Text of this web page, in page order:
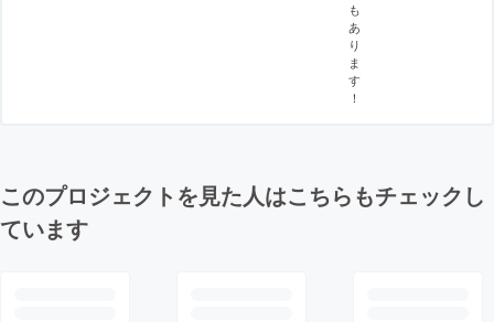
も
あ
り
ま
す
！
このプロジェクトを見た人はこちらもチェックし
ています